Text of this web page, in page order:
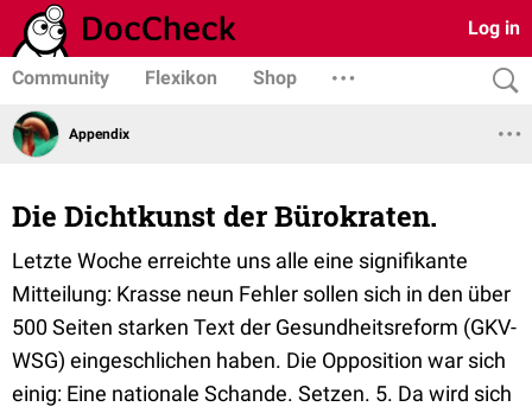
Log in
Community Flexikon Shop
Appendix
Die Dichtkunst der Bürokraten.
Letzte Woche erreichte uns alle eine signifikante
Mitteilung: Krasse neun Fehler sollen sich in den über
500 Seiten starken Text der Gesundheitsreform (GKV-
WSG) eingeschlichen haben. Die Opposition war sich
einig: Eine nationale Schande. Setzen. 5. Da wird sich